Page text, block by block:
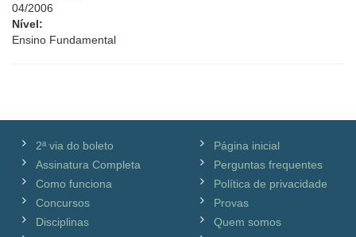
04/2006
Nível:
Ensino Fundamental
2ª via do boleto
Assinatura Completa
Como funciona
Concursos
Disciplinas
Página inicial
Perguntas frequentes
Política de privacidade
Provas
Quem somos